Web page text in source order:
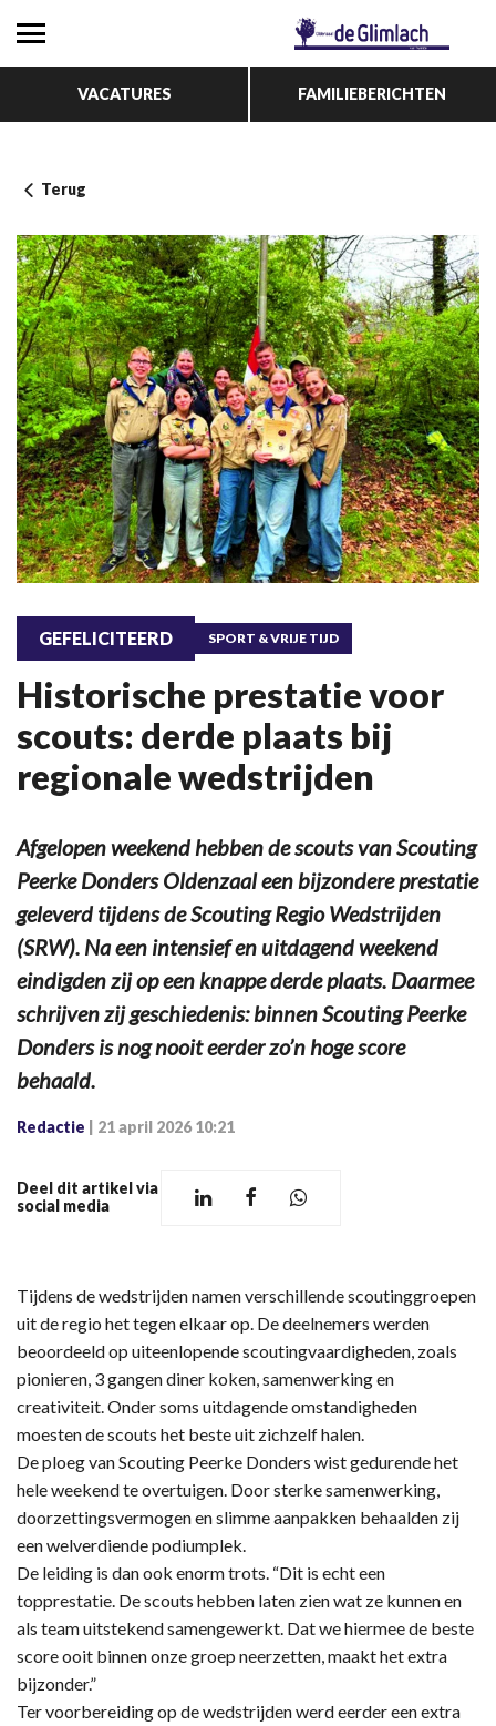
VACATURES FAMILIEBERICHTEN
Terug
GEFELICITEERD SPORT & VRIJE TIJD
Historische prestatie voor
scouts: derde plaats bij
regionale wedstrijden
Afgelopen weekend hebben de scouts van Scouting
Peerke Donders Oldenzaal een bijzondere prestatie
geleverd tijdens de Scouting Regio Wedstrijden
(SRW). Na een intensief en uitdagend weekend
eindigden zij op een knappe derde plaats. Daarmee
schrijven zij geschiedenis: binnen Scouting Peerke
Donders is nog nooit eerder zo’n hoge score
behaald.
Redactie 21 april 2026 10:21
Deel dit artikel via
social media
Tijdens de wedstrijden namen verschillende scoutinggroepen
uit de regio het tegen elkaar op. De deelnemers werden
beoordeeld op uiteenlopende scoutingvaardigheden, zoals
pionieren, 3 gangen diner koken, samenwerking en
creativiteit. Onder soms uitdagende omstandigheden
moesten de scouts het beste uit zichzelf halen.
De ploeg van Scouting Peerke Donders wist gedurende het
hele weekend te overtuigen. Door sterke samenwerking,
doorzettingsvermogen en slimme aanpakken behaalden zij
een welverdiende podiumplek.
De leiding is dan ook enorm trots. “Dit is echt een
topprestatie. De scouts hebben laten zien wat ze kunnen en
als team uitstekend samengewerkt. Dat we hiermee de beste
score ooit binnen onze groep neerzetten, maakt het extra
bijzonder.”
Ter voorbereiding op de wedstrijden werd eerder een extra